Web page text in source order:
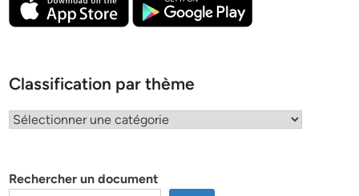
Classification par thème
Classification
Rechercher un document